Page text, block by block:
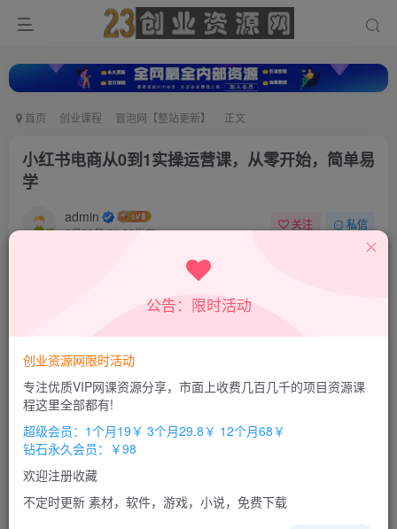
首页 创业课程 冒泡网【整站更新】 正文
小红书电商从0到1实操运营课，从零开始，简单易
学
admin
8月20日 21:33发布
关注 私信
小红书电商从0到1实操运营课，从零开始，简单易学
超级会员
立即购买
您当前未登录！建议登陆后购买，办理会员包月更省钱，可保存购
公告：限时活动
创业资源网限时活动
专注优质VIP网课资源分享，市面上收费几百几千的项目资源课
程这里全部都有!
超级会员：1个月19￥ 3个月29.8￥ 12个月68￥
钻石永久会员：￥98
欢迎注册收藏
不定时更新 素材，软件，游戏，小说，免费下载